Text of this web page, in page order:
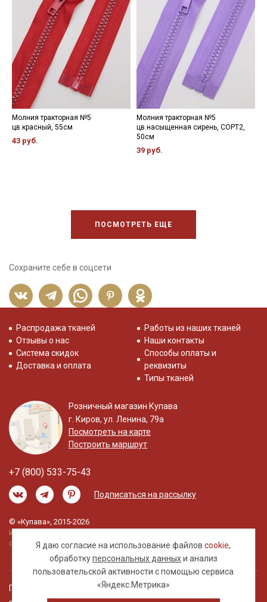
Молния тракторная №5
цв.красный, 55см
43 руб.
Молния тракторная №5
цв.насыщенная сирень, СОРТ2,
50см
39 руб.
ПОСМОТРЕТЬ ЕЩЕ
Сохраните себе в соцсети
Я даю согласие на использование файловcookie,
обработкуперсональных данныхи анализ
пользовательской активности с помощью сервиса
«Яндекс.Метрика»
Распродажа тканей
Отзывы о нас
Система скидок
Доставка и оплата
Работы из наших тканей
Наши контакты
Способы оплаты и
реквизиты
Типы тканей
Розничный магазин Купава
г. Киров, ул. Ленина, 79а
Посмотреть на карте
Построить маршрут
+7 (800) 533-75-43
Подписаться на рассылку
© «Купава», 2015-2026
Информация на сайте не является публичной
офертой.
Правовая информация